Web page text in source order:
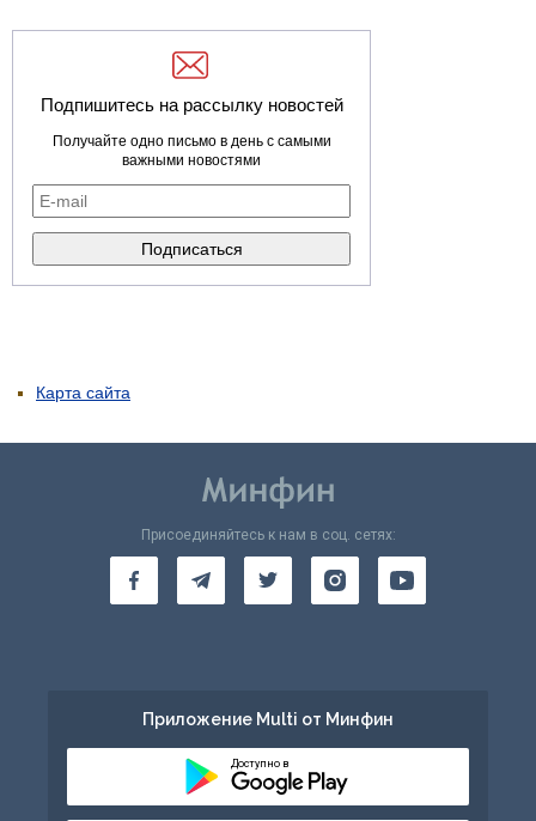
Подпишитесь на рассылку новостей
Получайте одно письмо в день с самыми
важными новостями
Карта сайта
Присоединяйтесь к нам в соц. сетях:
Приложение Multi от Минфин
Доступно в